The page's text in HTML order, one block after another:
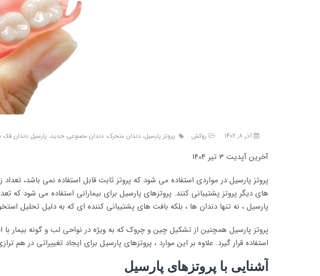
آذر 8, 1402 روکش پروتز پارسیل، دندان متحرک، دندان مصنوعی جدید، پارسیل دندان
آخرین آپدیت 3 تیر 1404
پروتز پارسیل در مواردی استفاده می شود که پروتز ثابت قابل استفاده نمی باشد،
های دیگر پروتز پشتیبانی کنند. پروتزهای پارسیل برای بیمارانی استفاده می شود
پارسیل ، نه تنها دندان ها ، بلکه بافت های پشتیبانی کننده ای که به دلیل تحلیل
پروتز پارسیل همچنین از تشکیل چین و چروک که به ویژه در نواحی لب و گونه بیمار
استفاده قرار گیرد. علاوه بر این موارد ، پروتزهای پارسیل برای ایجاد تغییراتی در
آشنایی با پروتزهای پارسیل